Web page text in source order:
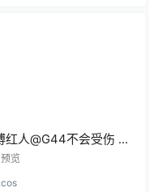
红人@G44不会受伤 周
希 [27P/221MB]
览